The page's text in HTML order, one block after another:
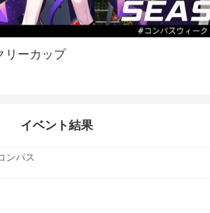
リーカップ
イベント結果
ンパス